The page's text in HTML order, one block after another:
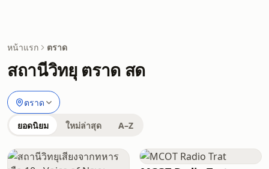
หน้าแรก ตราด
สถานีวิทยุ ตราด สด
ตราด
ยอดนิยม ใหม่ล่าสุด A–Z